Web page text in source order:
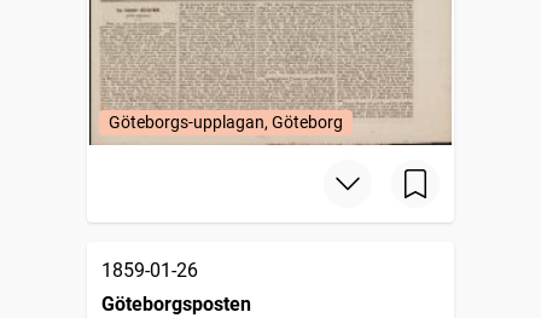
Göteborgs-upplagan, Göteborg
1859-01-26
Göteborgsposten